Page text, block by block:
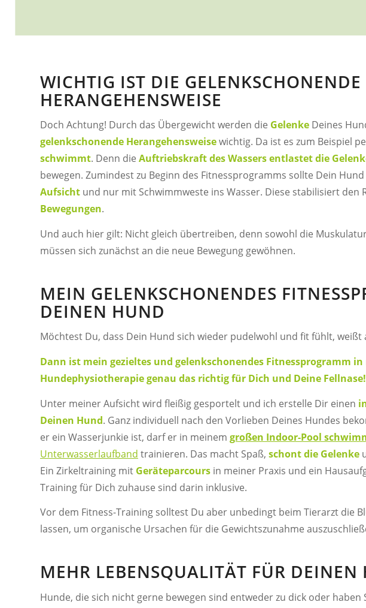
WICHTIG IST DIE GELENKSCHONENDE
HERANGEHENSWEISE
Doch Achtung! Durch das Übergewicht werden die Gelenke Deines
gelenkschonende Herangehensweisewichtig. Da ist es zum Beispiel
schwimmt. Denn die Auftriebskraft des Wassers entlastet die
bewegen. Zumindest zu Beginn des Fitnessprogramms sollte Dein
Aufsicht und nur mit Schwimmweste ins Wasser. Diese stabilisiert den
Bewegungen.
Und auch hier gilt: Nicht gleich übertreiben, denn sowohl die
müssen sich zunächst an die neue Bewegung gewöhnen.
MEIN GELENKSCHONENDES
DEINEN HUND
Möchtest Du, dass Dein Hund sich wieder pudelwohl und fit fühlt,
Dann ist mein gezieltes und gelenkschonendes Fitnessprogramm
Hundephysiotherapie genau das richtig für Dich und Deine Fellnase!
Unter meiner Aufsicht wird fleißig gesportelt und ich erstelle Dir einen
Deinen Hund. Ganz individuell nach den Vorlieben Deines Hundes
er ein Wasserjunkie ist, darf er in meinem großen Indoor-Pool
Unterwasserlaufband trainieren. Das macht Spaß, schont die Gelenke
Ein Zirkeltraining mit Geräteparcours in meiner Praxis und ein
Training für Dich zuhause sind darin inklusive.
Vor dem Fitness-Training solltest Du aber unbedingt beim Tierarzt die
lassen, um organische Ursachen für die Gewichtszunahme
MEHR LEBENSQUALITÄT FÜR DEINEN
Hunde, die sich nicht gerne bewegen sind entweder zu dick oder haben